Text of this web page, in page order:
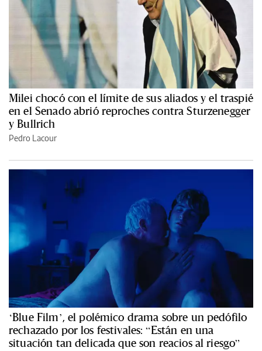
Milei chocó con el límite de sus aliados y el traspié
en el Senado abrió reproches contra Sturzenegger
y Bullrich
Pedro Lacour
‘Blue Film’, el polémico drama sobre un pedófilo
rechazado por los festivales: “Están en una
situación tan delicada que son reacios al riesgo”